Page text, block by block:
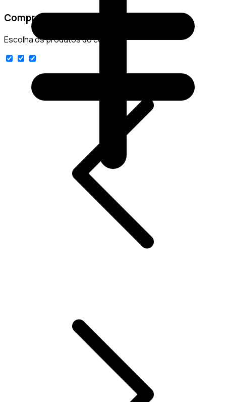
Comprar conjunto
Escolha os produtos do conjunto